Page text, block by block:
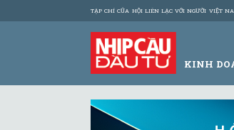
TẠP CHÍ CỦA HỘI LIÊN LẠC VỚI NGƯỜI VIỆT
KINH